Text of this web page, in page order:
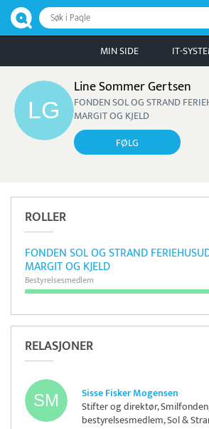
Søk i Paqle
MIN SIDE IT-
Line Sommer Gertsen
FONDEN SOL OG STRAND
MARGIT OG KJELD
FØLG
ROLLER
FONDEN SOL OG STRAND
MARGIT OG KJELD
Bestyrelsesmedlem
RELASJONER
Sisse Fisker Mogensen
Stifter og direktør, Smilfonden,
bestyrelsesmedlem, Sol &